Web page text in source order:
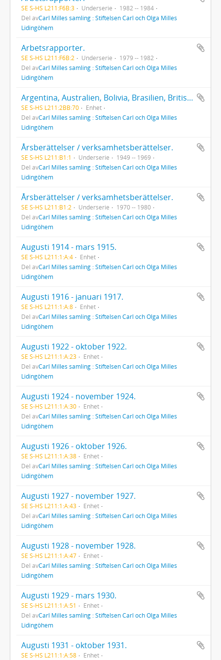
SE S-HS L211:F6B:3 Underserie
1982 -- 1984
Del avCarl Milles samling : Stiftelsen Carl och Olga Milles
Lidingöhem
Arbetsrapporter.
SE S-HS L211:F6B:2 Underserie
1979 -- 1982
Del avCarl Milles samling : Stiftelsen Carl och Olga Milles
Lidingöhem
Argentina, Australien, Bolivia, Brasilien, British Guiana, Colombia, Cuba, Japan, Mexico, Nya Zealand, Peru, Sydafrika.
SE S-HS L211:2BB:70
Enhet
Del avCarl Milles samling : Stiftelsen Carl och Olga Milles
Lidingöhem
Årsberättelser / verksamhetsberättelser.
SE S-HS L211:B1:1 Underserie
1949 -- 1969
Del avCarl Milles samling : Stiftelsen Carl och Olga Milles
Lidingöhem
Årsberättelser / verksamhetsberättelser.
SE S-HS L211:B1:2 Underserie
1970 -- 1980
Del avCarl Milles samling : Stiftelsen Carl och Olga Milles
Lidingöhem
Augusti 1914 - mars 1915.
SE S-HS L211:1:A:4
Enhet
Del avCarl Milles samling : Stiftelsen Carl och Olga Milles
Lidingöhem
Augusti 1916 - januari 1917.
SE S-HS L211:1:A:8
Enhet
Del avCarl Milles samling : Stiftelsen Carl och Olga Milles
Lidingöhem
Augusti 1922 - oktober 1922.
SE S-HS L211:1:A:23
Enhet
Del avCarl Milles samling : Stiftelsen Carl och Olga Milles
Lidingöhem
Augusti 1924 - november 1924.
SE S-HS L211:1:A:30
Enhet
Del avCarl Milles samling : Stiftelsen Carl och Olga Milles
Lidingöhem
Augusti 1926 - oktober 1926.
SE S-HS L211:1:A:38
Enhet
Del avCarl Milles samling : Stiftelsen Carl och Olga Milles
Lidingöhem
Augusti 1927 - november 1927.
SE S-HS L211:1:A:43
Enhet
Del avCarl Milles samling : Stiftelsen Carl och Olga Milles
Lidingöhem
Augusti 1928 - november 1928.
SE S-HS L211:1:A:47
Enhet
Del avCarl Milles samling : Stiftelsen Carl och Olga Milles
Lidingöhem
Augusti 1929 - mars 1930.
SE S-HS L211:1:A:51
Enhet
Del avCarl Milles samling : Stiftelsen Carl och Olga Milles
Lidingöhem
Augusti 1931 - oktober 1931.
SE S-HS L211:1:A:58
Enhet